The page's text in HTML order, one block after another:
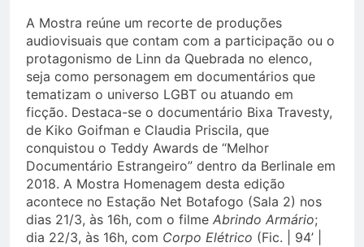
A Mostra reúne um recorte de produções
audiovisuais que contam com a participação ou o
protagonismo de Linn da Quebrada no elenco,
seja como personagem em documentários que
tematizam o universo LGBT ou atuando em
ficção. Destaca-se o documentário Bixa Travesty,
de Kiko Goifman e Claudia Priscila, que
conquistou o Teddy Awards de “Melhor
Documentário Estrangeiro” dentro da Berlinale em
2018. A Mostra Homenagem desta edição
acontece no Estação Net Botafogo (Sala 2) nos
dias 21/3, às 16h, com o filme Abrindo Armário;
dia 22/3, às 16h, com Corpo Elétrico (Fic. | 94’ |